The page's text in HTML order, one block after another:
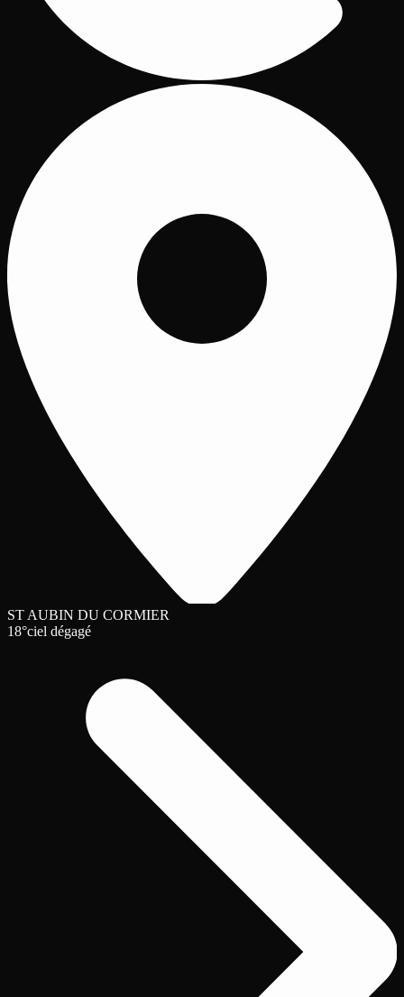
ST AUBIN DU CORMIER
18°ciel dégagé